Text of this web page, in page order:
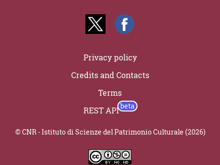
Privacy policy
Credits and Contacts
Terms
REST API
© CNR - Istituto di Scienze del Patrimonio Culturale (2026)